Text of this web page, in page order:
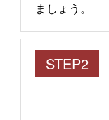
ましょう。
STEP2